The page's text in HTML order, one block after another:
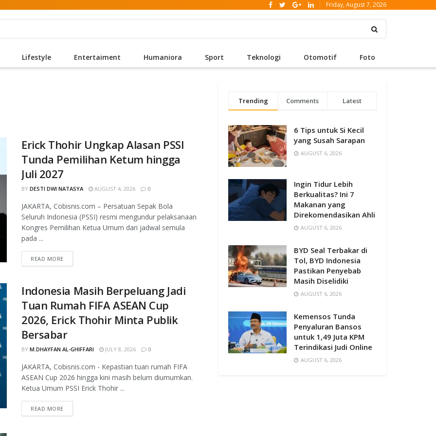
Friday, August 7, 2026
Lifestyle Entertaiment Humaniora Sport Teknologi Otomotif Foto
Erick Thohir Ungkap Alasan PSSI
Tunda Pemilihan Ketum hingga
Juli 2027
BY DESTI DWI NATASYA AUGUST 4, 2026 0
JAKARTA, Cobisnis.com – Persatuan Sepak Bola
Seluruh Indonesia (PSSI) resmi mengundur pelaksanaan
Kongres Pemilihan Ketua Umum dari jadwal semula
pada ...
READ MORE
Indonesia Masih Berpeluang Jadi
Tuan Rumah FIFA ASEAN Cup
2026, Erick Thohir Minta Publik
Bersabar
BY M.DHAYFAN AL-GHIFFARI JULY 8, 2026 0
JAKARTA, Cobisnis.com - Kepastian tuan rumah FIFA
ASEAN Cup 2026 hingga kini masih belum diumumkan.
Ketua Umum PSSI Erick Thohir ...
READ MORE
Trending Comments Latest
6 Tips untuk Si Kecil
yang Susah Sarapan
AUGUST 6, 2026
Ingin Tidur Lebih
Berkualitas? Ini 7
Makanan yang
Direkomendasikan Ahli
AUGUST 6, 2026
BYD Seal Terbakar di
Tol, BYD Indonesia
Pastikan Penyebab
Masih Diselidiki
AUGUST 6, 2026
Kemensos Tunda
Penyaluran Bansos
untuk 1,49 Juta KPM
Terindikasi Judi Online
AUGUST 6, 2026